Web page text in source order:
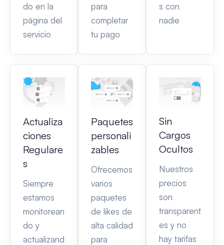
do en la
página del
servicio
para
completar
tu pago
s con
nadie
Actualiza
ciones
Regulare
s
Siempre
estamos
monitorean
do y
actualizand
Paquetes
personali
zables
Ofrecemos
varios
paquetes
de likes de
alta calidad
para
Sin
Cargos
Ocultos
Nuestros
precios
son
transparent
es y no
hay tarifas